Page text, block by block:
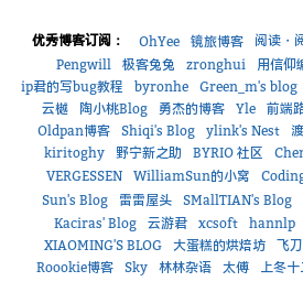
优秀博客订阅： OhYee 镜旅博客 阅读・
Pengwill
极客兔兔 zronghui 用信仰
ip君的写bug教程
byronhe Green_m's blog
云樾
陶小桃Blog 勇杰的博客 Yle 前端
Oldpan博客
Shiqi's Blog ylink's Nest 渡
kiritoghy
野宁新之助 BYRIO 社区
VERGESSEN
WilliamSun的小窝
Sun's Blog
雷雷屋头 SMallTIAN's Blog
Kaciras' Blog
云游君 xcsoft hannlp
XIAOMING'S BLOG
大蛋糕的烘焙坊 飞
Roookie博客
Sky 林林杂语 太傅 上冬